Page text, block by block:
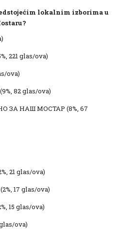
lokalnim izborima u
221 glas/ova)
ova)
(9%, 82 glas/ova)
ЗА НАШ МОСТАР (8%, 67
21 glas/ova)
(2%, 17 glas/ova)
15 glas/ova)
ova)